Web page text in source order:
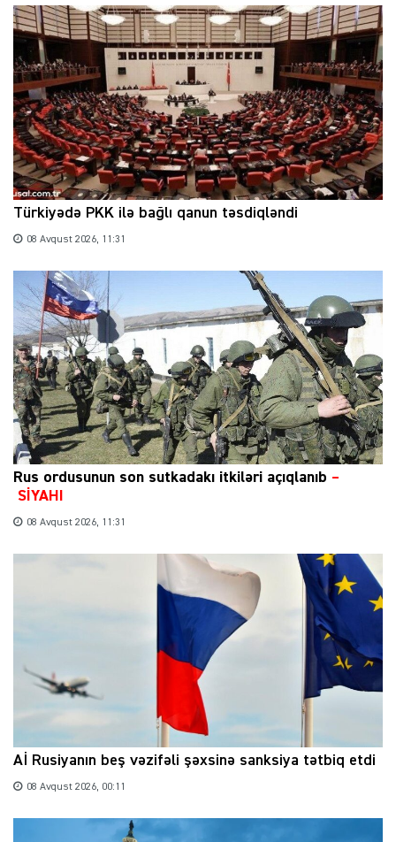
Türkiyədə PKK ilə bağlı qanun təsdiqləndi
08 Avqust 2026, 11:31
Rus ordusunun son sutkadakı itkiləri açıqlanıb –
SİYAHI
08 Avqust 2026, 11:31
Aİ Rusiyanın beş vəzifəli şəxsinə sanksiya tətbiq etdi
08 Avqust 2026, 00:11